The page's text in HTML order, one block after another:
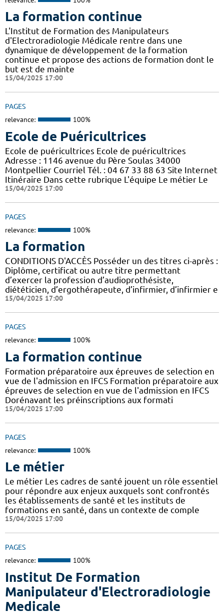
La formation continue
L'Institut de Formation des Manipulateurs
d'Electroradiologie Médicale rentre dans une
dynamique de développement de la formation
continue et propose des actions de formation dont le
but est de mainte
15/04/2025 17:00
PAGES
relevance: 100%
Ecole de Puéricultrices
Ecole de puéricultrices Ecole de puéricultrices
Adresse : 1146 avenue du Père Soulas 34000
Montpellier Courriel Tél. : 04 67 33 88 63 Site Internet
Itinéraire Dans cette rubrique L'équipe Le métier Le
15/04/2025 17:00
PAGES
relevance: 100%
La formation
CONDITIONS D'ACCÈS Posséder un des titres ci-après :
Diplôme, certificat ou autre titre permettant
d’exercer la profession d’audioprothésiste,
diététicien, d’ergothérapeute, d’infirmier, d’infirmier e
15/04/2025 17:00
PAGES
relevance: 100%
La formation continue
Formation préparatoire aux épreuves de selection en
vue de l'admission en IFCS Formation préparatoire aux
épreuves de selection en vue de l'admission en IFCS
Dorénavant les préinscriptions aux formati
15/04/2025 17:00
PAGES
relevance: 100%
Le métier
Le métier Les cadres de santé jouent un rôle essentiel
pour répondre aux enjeux auxquels sont confrontés
les établissements de santé et les instituts de
formations en santé, dans un contexte de comple
15/04/2025 17:00
PAGES
relevance: 100%
Institut De Formation
Manipulateur d'Electroradiologie
Medicale